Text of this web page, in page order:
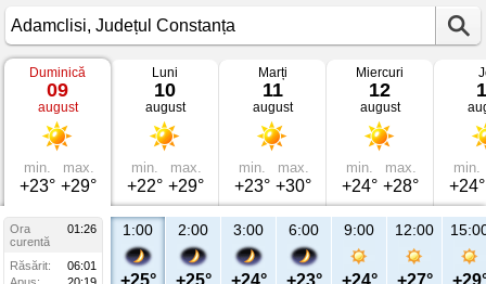
Vremea
Adamclisi
Județul
Constanța
Duminică
09
august
min.
+23°
max.
+29°
Luni
10
august
min.
+22°
max.
+29°
Marți
11
august
min.
+23°
max.
+30°
Miercuri
12
august
min.
+24°
max.
+28°
min.
+24°
Ora
01:26
curentă
Răsărit:
06:01
1:00
+25°
2:00
+25°
3:00
+24°
6:00
+23°
9:00
+24°
12:00
+27°